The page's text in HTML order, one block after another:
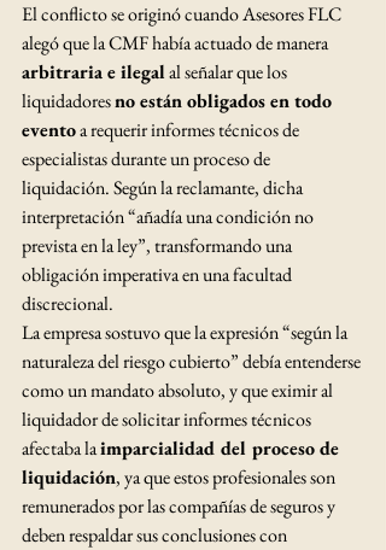
El conflicto se originó cuando Asesores FLC
alegó que la CMF había actuado de manera
arbitraria e ilegal al señalar que los
liquidadores no están obligados en todo
evento a requerir informes técnicos de
especialistas durante un proceso de
liquidación. Según la reclamante, dicha
interpretación “añadía una condición no
prevista en la ley”, transformando una
obligación imperativa en una facultad
discrecional.
La empresa sostuvo que la expresión “según la
naturaleza del riesgo cubierto” debía entenderse
como un mandato absoluto, y que eximir al
liquidador de solicitar informes técnicos
afectaba la imparcialidad del proceso de
liquidación, ya que estos profesionales son
remunerados por las compañías de seguros y
deben respaldar sus conclusiones con